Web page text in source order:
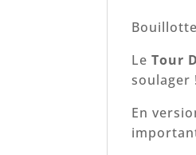
LeTour
soulager !
En